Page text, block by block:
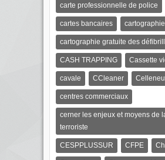
carte professionnelle de police
cartes bancaires cartographie
cartographie gratuite des
CASH TRAPPING Cassette
cavale CCleaner
centres commerciaux
cerner les enjeux et moyens de
terroriste
CESPPLUSSUR CFPE